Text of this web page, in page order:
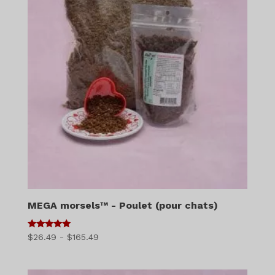
MEGA morsels™ - Poulet (pour chats)
5
sur 5
$26.49 - $165.49Gamme